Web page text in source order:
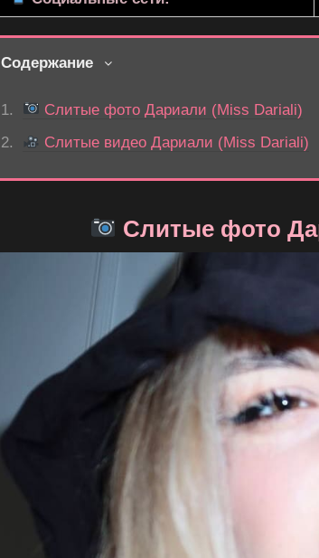
Содержание
Слитые фото Дариали (Miss Dariali)
Слитые видео Дариали (Miss Dariali)
Слитые фото